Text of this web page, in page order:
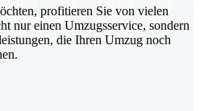
profitieren Sie von vielen
nur einen Umzugsservice, sondern
die Ihren Umzug noch